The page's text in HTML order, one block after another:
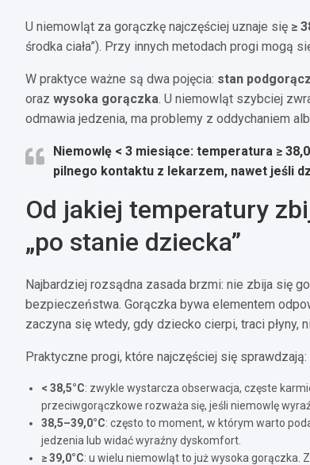
U niemowląt za gorączkę najczęściej uznaje się ≥
środka ciała”). Przy innych metodach progi mogą
W praktyce ważne są dwa pojęcia: stan
oraz wysoka gorączka. U niemowląt szybciej
odmawia jedzenia, ma problemy z oddychaniem
Niemowlę < 3 miesiące: temperatura ≥
pilnego kontaktu z lekarzem, nawet jeśli
Od jakiej temperatury
„po stanie dziecka”
Najbardziej rozsądna zasada brzmi: nie zbija się
bezpieczeństwa. Gorączka bywa elementem
zaczyna się wtedy, gdy dziecko cierpi, traci płyny,
Praktyczne progi, które najczęściej się sprawdzają:
< 38,5°C: zwykle wystarcza obserwacja, częste
przeciwgorączkowe rozważa się, jeśli niemowlę
38,5–39,0°C: często to moment, w którym warto
jedzenia lub widać wyraźny dyskomfort.
≥ 39,0°C: u wielu niemowląt to już wysoka gorączka.